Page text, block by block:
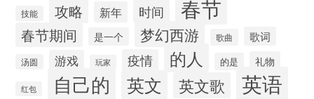
技能 攻略 新年 时间 春节
春节期间 是一个 梦幻西游 歌曲 歌词
汤圆 游戏 玩家 疫情 的人 的是 礼物
红包 自己的 英文 英文歌 英语